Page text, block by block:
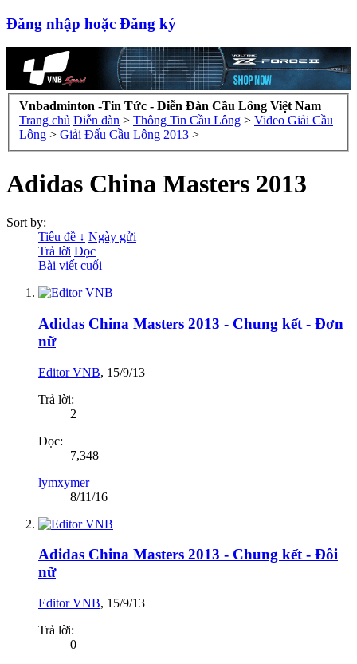
Đăng nhập hoặc Đăng ký
Vnbadminton -Tin Tức - Diễn Đàn Cầu Lông Việt Nam
Trang chủ Diễn đàn > Thông Tin Cầu Lông > Video Giải Cầu
Lông > Giải Đấu Cầu Lông 2013 >
Adidas China Masters 2013
Sort by:
Tiêu đề ↓ Ngày gửi
Trả lời Đọc
Bài viết cuối
Adidas China Masters 2013 - Chung kết - Đơn
nữ
Editor VNB, 15/9/13
Trả lời:
2
Đọc:
7,348
lymxymer
8/11/16
Adidas China Masters 2013 - Chung kết - Đôi
nữ
Editor VNB, 15/9/13
Trả lời:
0